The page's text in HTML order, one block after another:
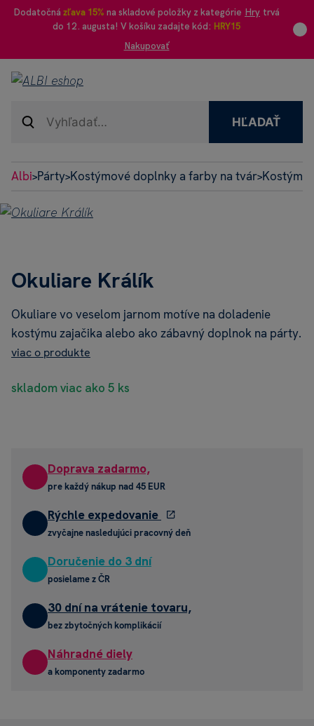
Dodatočná zľava 15% na skladové položky z kategórie Hry trvá
do 12. augusta! V košíku zadajte kód: HRY15
Nakupovať
HĽADAŤ
Albi>Párty>Kostýmové doplnky a farby na tvár>
Okuliare Králík
Okuliare vo veselom jarnom motíve na doladenie
kostýmu zajačika alebo ako zábavný doplnok na párty.
viac o produkte
skladom viac ako 5 ks
Doprava zadarmo,
pre každý nákup nad 45 EUR
Rýchle expedovanie
zvyčajne nasledujúci pracovný deň
Doručenie do 3 dní
posielame z ČR
30 dní na vrátenie tovaru,
bez zbytočných komplikácií
Náhradné diely
a komponenty zadarmo